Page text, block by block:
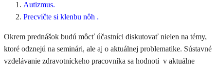
Autizmus.
Precvičte si klenbu nôh .
Okrem prednášok budú môcť účastníci diskutovať nielen na témy,
ktoré odznejú na seminári, ale aj o aktuálnej problematike. Sústavné
vzdelávanie zdravotníckeho pracovníka sa hodnotí v aktuálne